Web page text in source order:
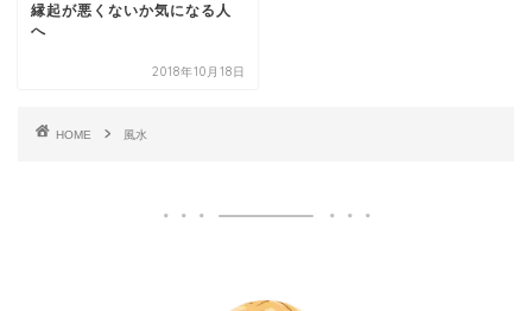
縁起が悪くないか気になる人
へ
2018年10月18日
HOME 風水